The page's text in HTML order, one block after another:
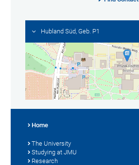
Hubland Süd, Geb. P1
Home
The University
Studying at JMU
Research